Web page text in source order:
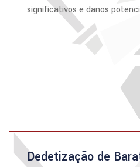
significativos e danos
Dedetização de